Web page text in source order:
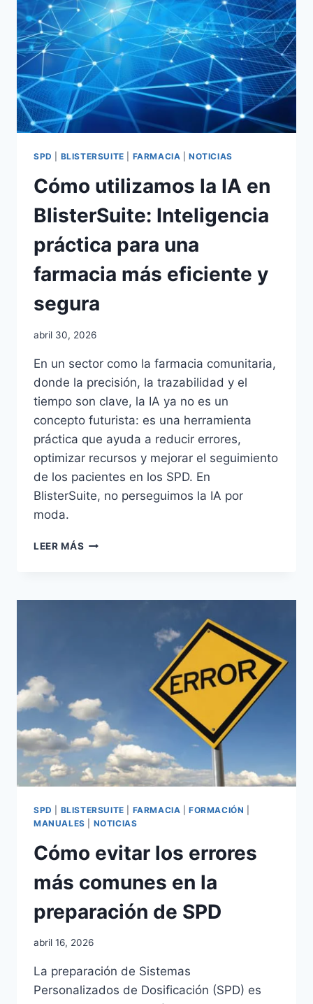
NI
GUARDAR
MITADES
SOBRANTES
SPD BLISTERSUITE FARMACIA |NOTICIAS
Cómo utilizamos la IA en
BlisterSuite: Inteligencia
práctica para una
farmacia más eficiente y
segura
Por
abril 30, 2026
En un sector como la farmacia comunitaria,
donde la precisión, la trazabilidad y el
tiempo son clave, la IA ya no es un
concepto futurista: es una herramienta
práctica que ayuda a reducir errores,
optimizar recursos y mejorar el seguimiento
de los pacientes en los SPD. En
BlisterSuite, no perseguimos la IA por
moda.
LEER MÁS CÓMO
EN
INTELIGENCIA
MÁS
EFICIENTE
Y
SEGURA
SPD BLISTERSUITE FARMACIA |FORMACIÓN
MANUALES
NOTICIAS
Cómo evitar los errores
más comunes en la
preparación de SPD
Por
abril 16, 2026
La preparación de Sistemas
Personalizados de Dosificación (SPD) es